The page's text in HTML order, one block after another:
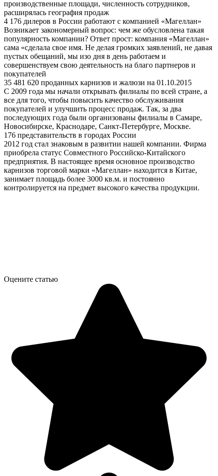
производственные площади, численность сотрудников,
расширялась география продаж
4 176 дилеров в России работают с компанией «Магеллан»
Возникает закономерный вопрос: чем же обусловлена такая
популярность компании? Ответ прост: компания «Магеллан»
сама «сделала свое имя. Не делая громких заявлений, не давая
пустых обещаний, мы изо дня в день работаем и
совершенствуем свою деятельность на благо партнеров и
покупателей
35 481 620 проданных карнизов и жалюзи на 01.10.2015
С 2009 года мы начали открывать филиалы по всей стране, а
все для того, чтобы повысить качество обслуживания
покупателей и улучшить процесс продаж. Так, за два
последующих года были организованы филиалы в Самаре,
Новосибирске, Краснодаре, Санкт-Петербурге, Москве.
176 представительств в городах России
2012 год стал знаковым в развитии нашей компании. Фирма
приобрела статус Совместного Российско-Китайского
предприятия. В настоящее время основное производство
карнизов торговой марки «Магеллан» находится в Китае,
занимает площадь более 3000 кв.м. и постоянно
контролируется на предмет высокого качества продукции.
Оцените статью